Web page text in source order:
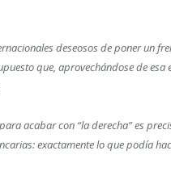
deseosos de poner un
que, aprovechándose de esa
acabar con “la derecha” es
exactamente lo que podía